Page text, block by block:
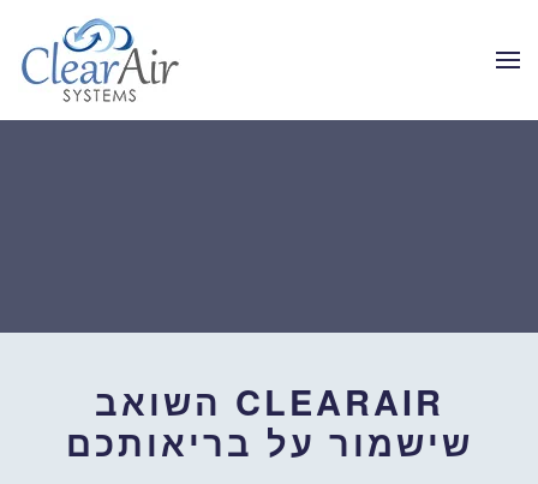
CLEARAIR השואב
שישמור על בריאותכם